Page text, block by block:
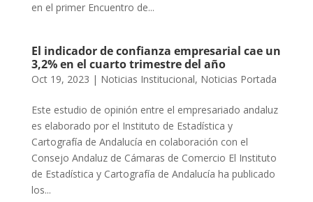
en el primer Encuentro de...
El indicador de confianza empresarial cae un
3,2% en el cuarto trimestre del año
Oct 19, 2023 | Noticias Institucional, Noticias Portada
Este estudio de opinión entre el empresariado andaluz
es elaborado por el Instituto de Estadística y
Cartografía de Andalucía en colaboración con el
Consejo Andaluz de Cámaras de Comercio El Instituto
de Estadística y Cartografía de Andalucía ha publicado
los...